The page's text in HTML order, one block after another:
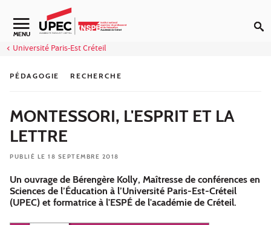
Aller au contenu
Navigation secondaire
MENU
Université Paris-Est Créteil
PÉDAGOGIE RECHERCHE
MONTESSORI, L'ESPRIT ET LA
LETTRE
PUBLIÉ LE 18 SEPTEMBRE 2018
Un ouvrage de Bérengère Kolly, Maîtresse de conférences en
Sciences de l’Éducation à l’Université Paris-Est-Créteil
(UPEC) et formatrice à l'ESPÉ de l'académie de Créteil.